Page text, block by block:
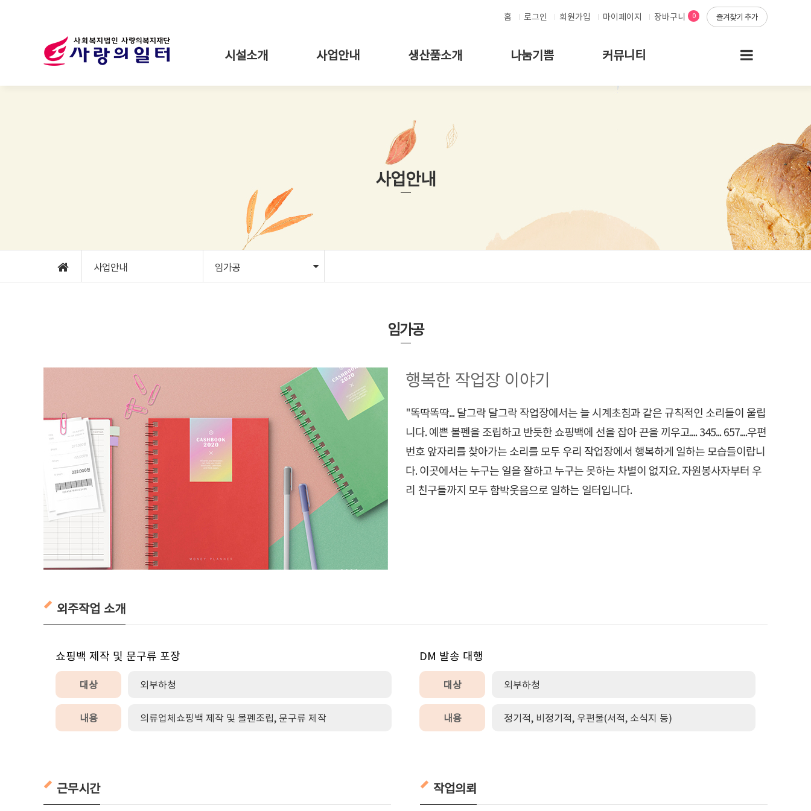
홈
로그인 회원가입 마이페이지 장바구니 0 즐겨찾기 추가
시설소개 사업안내 생산품소개 나눔기쁨 커뮤니티
사업안내
사업안내 임가공
임가공
행복한 작업장 이야기
"똑딱똑딱... 달그락 달그락 작업장에서는 늘 시계초침과 같은 규칙적인 소리들이 울립
니다. 예쁜 볼펜을 조립하고 반듯한 쇼핑백에 선을 잡아 끈을 끼우고.... 345... 657....우편
번호 앞자리를 찾아가는 소리를 모두 우리 작업장에서 행복하게 일하는 모습들이랍니
다. 이곳에서는 누구는 일을 잘하고 누구는 못하는 차별이 없지요. 자원봉사자부터 우
리 친구들까지 모두 함박웃음으로 일하는 일터입니다.
외주작업 소개
쇼핑백 제작 및 문구류 포장
대상 외부하청
내용 의류업체쇼핑백 제작 및 볼펜조립, 문구류 제작
DM 발송 대행
대상 외부하청
내용 정기적, 비정기적, 우편물(서적, 소식지 등)
근무시간 작업의뢰